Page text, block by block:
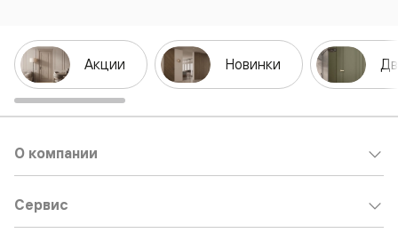
Акции Новинки
О компании
Сервис